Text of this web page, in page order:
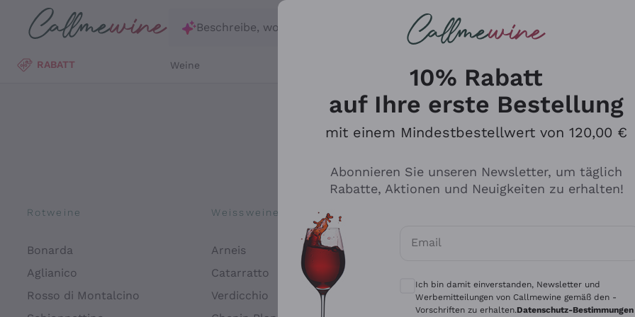
Zum Hauptinhalt springen
Beschreibe, wonach du suchst
RABATT Weine
Rotweine
Bonarda
Aglianico
Rosso di Montalcino
Weissweine
Arneis
Catarratto
Verdicchio
Tenuta San Leonardo
Alessandra Divella
Für
10% Rabatt
auf Ihre erste Bestellung
mit einem Mindestbestellwert von 120,00 €
Abonnieren Sie unseren Newsletter, um täglich
Rabatte, Aktionen und Neuigkeiten zu erhalten!
Email
Optionale Einwilligungen zum Erhalt von
Ich bin damit einverstanden, Newsletter und
Werbemitteilungen von Callmewine gemäß den -
Vorschriften zu erhalten.Datenschutz-Bestimmungen